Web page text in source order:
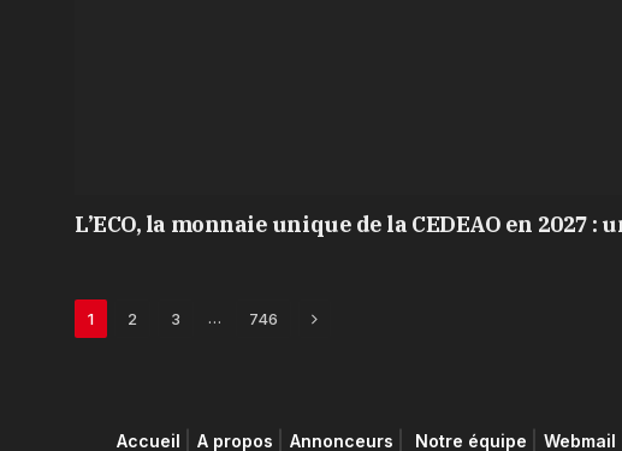
L’ECO, la monnaie unique de la CEDEAO en
1 2 3 … 746 Next
Accueil A propos Annonceurs Notre équipe Webmail